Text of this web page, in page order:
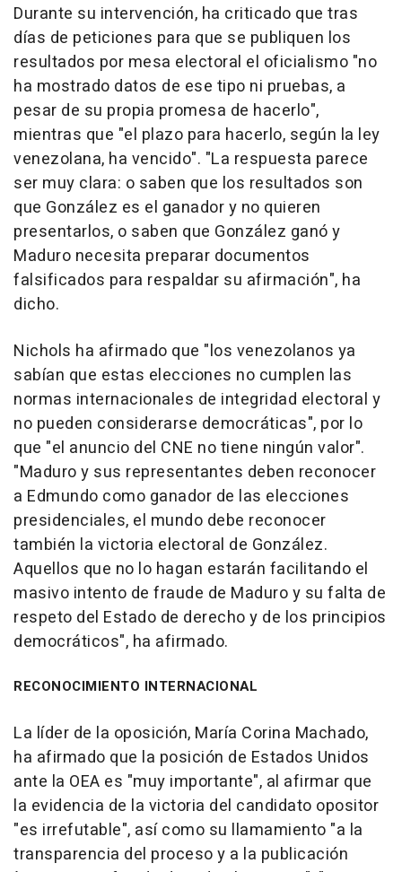
Durante su intervención, ha criticado que tras
días de peticiones para que se publiquen los
resultados por mesa electoral el oficialismo "no
ha mostrado datos de ese tipo ni pruebas, a
pesar de su propia promesa de hacerlo",
mientras que "el plazo para hacerlo, según la ley
venezolana, ha vencido". "La respuesta parece
ser muy clara: o saben que los resultados son
que González es el ganador y no quieren
presentarlos, o saben que González ganó y
Maduro necesita preparar documentos
falsificados para respaldar su afirmación", ha
dicho.
Nichols ha afirmado que "los venezolanos ya
sabían que estas elecciones no cumplen las
normas internacionales de integridad electoral y
no pueden considerarse democráticas", por lo
que "el anuncio del CNE no tiene ningún valor".
"Maduro y sus representantes deben reconocer
a Edmundo como ganador de las elecciones
presidenciales, el mundo debe reconocer
también la victoria electoral de González.
Aquellos que no lo hagan estarán facilitando el
masivo intento de fraude de Maduro y su falta de
respeto del Estado de derecho y de los principios
democráticos", ha afirmado.
RECONOCIMIENTO INTERNACIONAL
La líder de la oposición, María Corina Machado,
ha afirmado que la posición de Estados Unidos
ante la OEA es "muy importante", al afirmar que
la evidencia de la victoria del candidato opositor
"es irrefutable", así como su llamamiento "a la
transparencia del proceso y a la publicación